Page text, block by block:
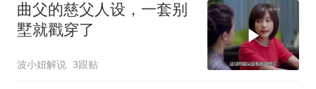
曲父的慈父人设，一套别
墅就戳穿了
波小妞解说 3跟贴